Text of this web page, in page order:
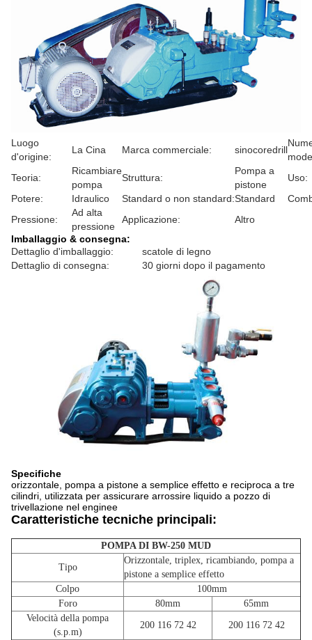
Luogo
d'origine:
La Cina Marca commerciale: sinocoredrill
Teoria:
Ricambiare
pompa
Struttura:
Pompa a
pistone
Uso:
Potere:
Idraulico Standard o non standard:Standard
Pressione:
Ad alta
pressione
Applicazione:
Altro
Imballaggio & consegna:
Dettaglio d'imballaggio:
scatole di legno
Dettaglio di consegna:
30 giorni dopo il pagamento
Specifiche
orizzontale, pompa a pistone a semplice effetto e reciproca a tre
cilindri, utilizzata per assicurare arrossire liquido a pozzo di
trivellazione nel enginee
Caratteristiche tecniche principali:
POMPA DI BW-250 MUD
Tipo
Orizzontale, triplex, ricambiando, pompa a
pistone a semplice effetto
Colpo
100mm
Foro
80mm
65mm
Velocità della pompa
(s.p.m)
200 116 72 42 200 116 72 42